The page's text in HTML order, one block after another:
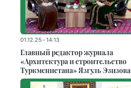
01.12.25 - 14:13
Главный редактор журнала
«Архитектура и строительство
Туркменистана» Язгуль Эзизова